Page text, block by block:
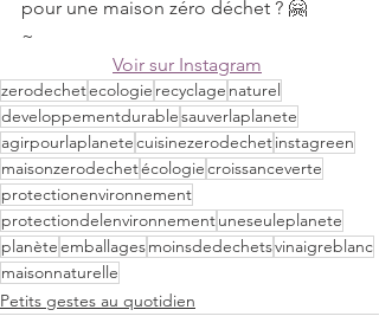
pour une maison zéro déchet ? 🤗
~
Voir sur Instagram
zerodechetecologie recyclage naturel
developpementdurablesauverlaplanete
agirpourlaplanetecuisinezerodechetinstagreen
maisonzerodechetécologiecroissanceverte
protectionenvironnement
protectiondelenvironnementuneseuleplanete
planèteemballagesmoinsdedechetsvinaigreblanc
maisonnaturelle
Petits gestes au quotidien